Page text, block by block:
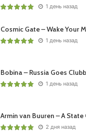
1 день назад
Cosmic Gate – Wake Your
1 день назад
Bobina – Russia Goes
1 день назад
Armin van Buuren – A State
2 дня назад